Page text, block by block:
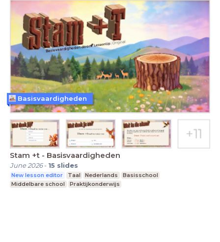
Stam +t - Basisvaardigheden
June 2026- 15 slides
New lesson editor Taal Nederlands
Basisschool
Middelbare school
Praktijkonderwijs
Basisvaardigheden